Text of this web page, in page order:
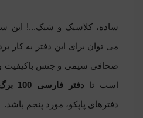
ساده، کلاسیک و شیک...! این
می توان برای این دفتر به کار
صحافی سیمی و جنس باکیفیت
است تادفتر فارسی 100 برگ
دفترهای پاپکو، مورد پنجم باشد.